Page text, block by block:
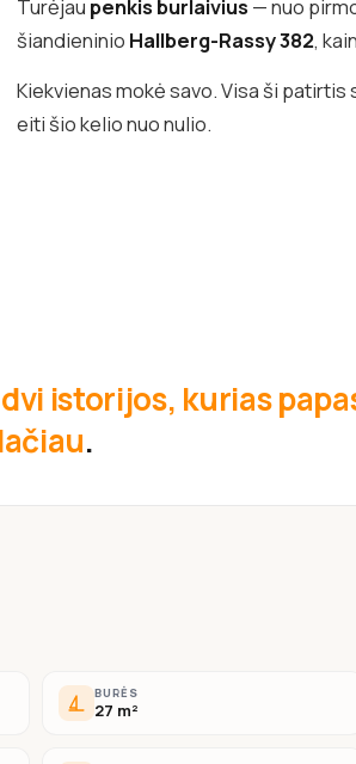
Turėjau penkis burlaivius — nuo
šiandieninio Hallberg-Rassy 382,
Kiekvienas mokė savo. Visa ši
eiti šio kelio nuo nulio.
dvi istorijos, kurias
.
BURĖS
27 m²